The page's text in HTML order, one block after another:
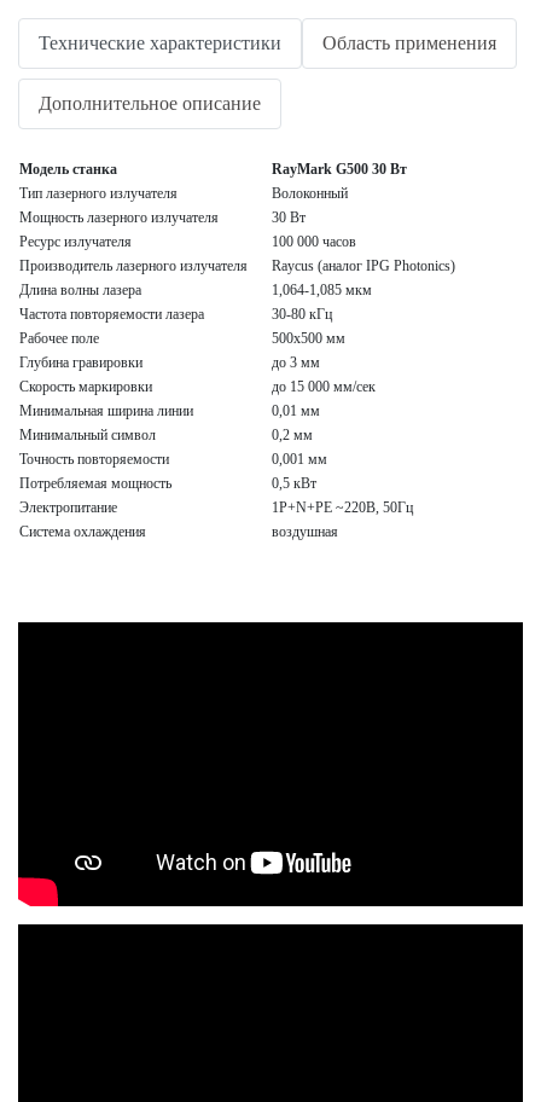
Технические характеристики Область применения
Дополнительное описание
Модель станка
RayMark G500 30 Вт
Тип лазерного излучателя
Волоконный
Мощность лазерного излучателя
30 Вт
Ресурс излучателя
100 000 часов
Производитель лазерного излучателя
Raycus (аналог IPG Photonics)
Длина волны лазера
1,064-1,085 мкм
Частота повторяемости лазера
30-80 кГц
Рабочее поле
500x500 мм
Глубина гравировки
до 3 мм
Скорость маркировки
до 15 000 мм/сек
Минимальная ширина линии
0,01 мм
Минимальный символ
0,2 мм
Точность повторяемости
0,001 мм
Потребляемая мощность
0,5 кВт
Электропитание
1P+N+PE ~220В, 50Гц
Система охлаждения
воздушная